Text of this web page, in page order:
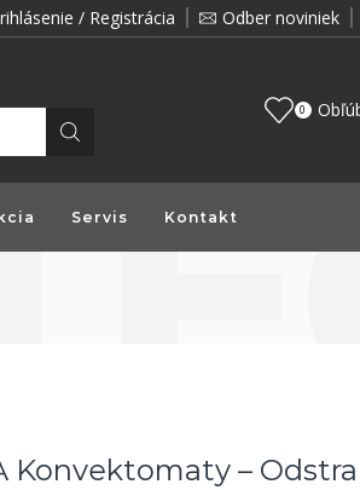
/ Registrácia Odber noviniek
0
Servis Kontakt
Konvektomaty –